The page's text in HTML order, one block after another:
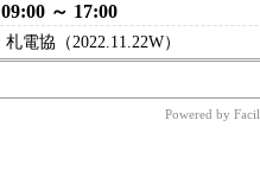
09:00 ～ 17:00
札電協（2022.11.22W）
Powered by